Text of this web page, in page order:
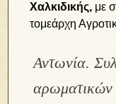
Χαλκιδικής, με
τομεάρχη
Αντωνία.
αρωματικών